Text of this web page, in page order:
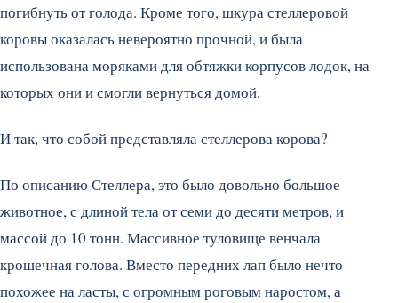
погибнуть от голода. Кроме того, шкура стеллеровой
коровы оказалась невероятно прочной, и была
использована моряками для обтяжки корпусов лодок, на
которых они и смогли вернуться домой.
И так, что собой представляла стеллерова корова?
По описанию Стеллера, это было довольно большое
животное, с длиной тела от семи до десяти метров, и
массой до 10 тонн. Массивное туловище венчала
крошечная голова. Вместо передних лап было нечто
похожее на ласты, с огромным роговым наростом, а